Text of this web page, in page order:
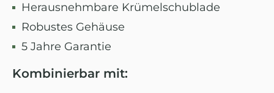
Herausnehmbare Krümelschublade
Robustes Gehäuse
5 Jahre Garantie
Kombinierbar mit: